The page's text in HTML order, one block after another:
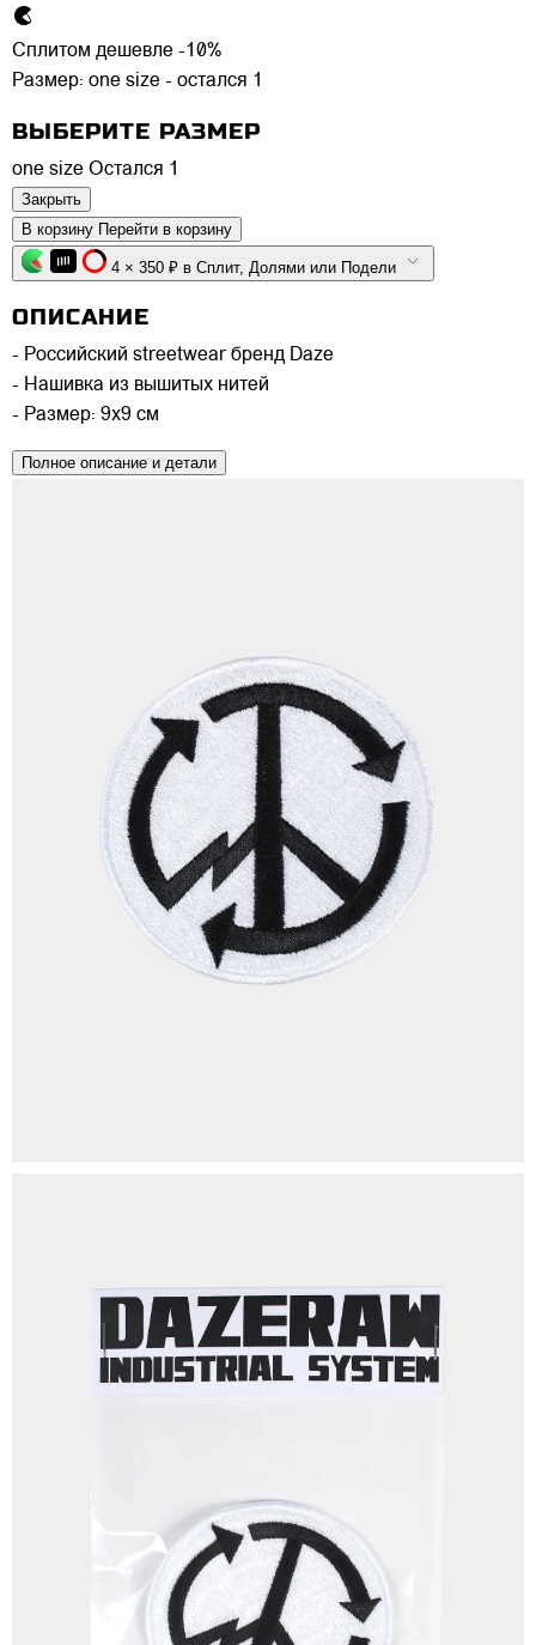
Сплитом дешевле -10%
Размер: one size - остался 1
ВЫБЕРИТЕ РАЗМЕР
one size Остался 1
Закрыть
В корзину Перейти в корзину
4 × 350 ₽ в Сплит, Долями или Подели
ОПИСАНИЕ
- Российский streetwear бренд Daze
- Нашивка из вышитых нитей
- Размер: 9х9 см
Полное описание и детали